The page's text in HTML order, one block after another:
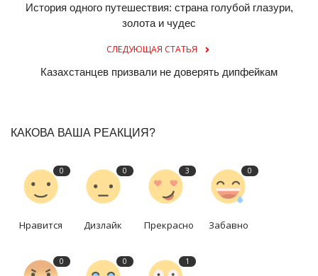
История одного путешествия: страна голубой глазури,
золота и чудес
СЛЕДУЮЩАЯ СТАТЬЯ
Казахстанцев призвали не доверять дипфейкам
КАКОВА ВАША РЕАКЦИЯ?
0
Нравится
0
Дизлайк
3
Прекрасно
0
Забавно
0 0 1